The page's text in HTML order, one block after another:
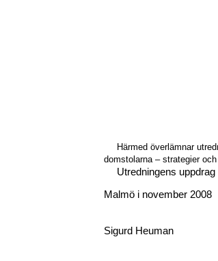
Härmed överlämnar
domstolarna – strategier
Utredningens
Malmö i november 2008
Sigurd Heuman